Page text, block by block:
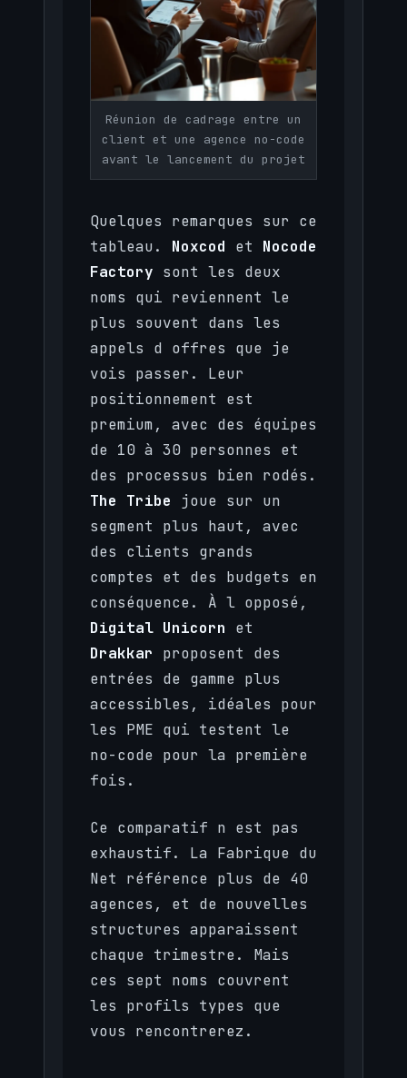
Réunion de cadrage entre un
client et une agence no-code
avant le lancement du projet
Quelques remarques sur ce
tableau. Noxcod et Nocode
Factory sont les deux
noms qui reviennent le
plus souvent dans les
appels d offres que je
vois passer. Leur
positionnement est
premium, avec des équipes
de 10 à 30 personnes et
des processus bien rodés.
The Tribe joue sur un
segment plus haut, avec
des clients grands
comptes et des budgets en
conséquence. À l opposé,
Digital Unicorn et
Drakkar proposent des
entrées de gamme plus
accessibles, idéales pour
les PME qui testent le
no-code pour la première
fois.
Ce comparatif n est pas
exhaustif. La Fabrique du
Net référence plus de 40
agences, et de nouvelles
structures apparaissent
chaque trimestre. Mais
ces sept noms couvrent
les profils types que
vous rencontrerez.